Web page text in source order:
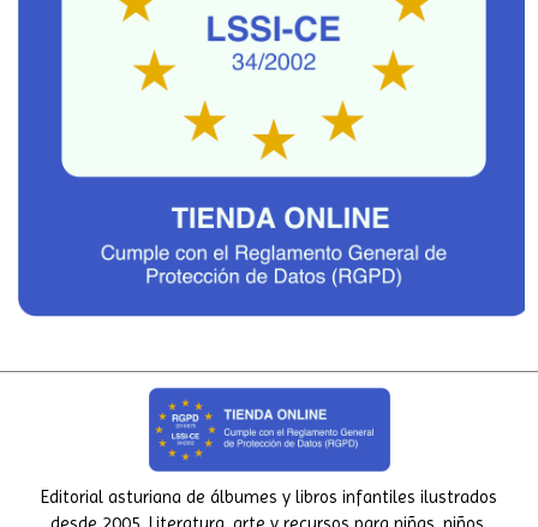
Editorial asturiana de álbumes y libros infantiles ilustrados